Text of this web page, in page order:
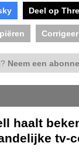
Deel op
Corrigeer
Neem een
haalt
tv-